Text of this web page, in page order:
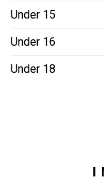
Under 15
Under 16
Under 18
I